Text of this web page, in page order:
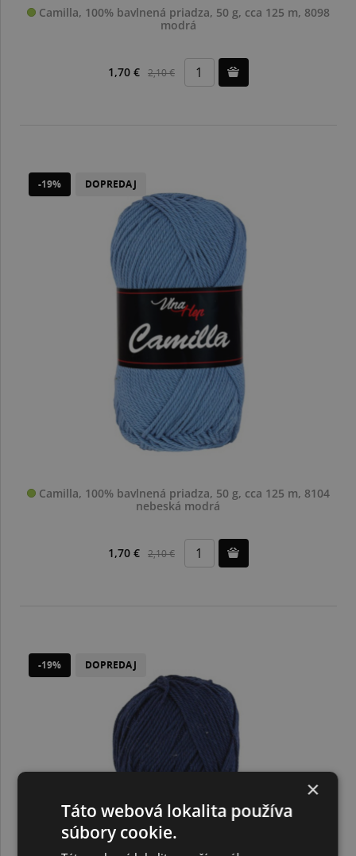
Camilla, 100% bavlnená priadza, 50 g, cca 125 m, 8098
modrá
1,70 € 2,10 €
-19% DOPREDAJ
Camilla, 100% bavlnená priadza, 50 g, cca 125 m, 8104
nebeská modrá
1,70 € 2,10 €
-19% DOPREDAJ
×
Táto webová lokalita používa
súbory cookie.